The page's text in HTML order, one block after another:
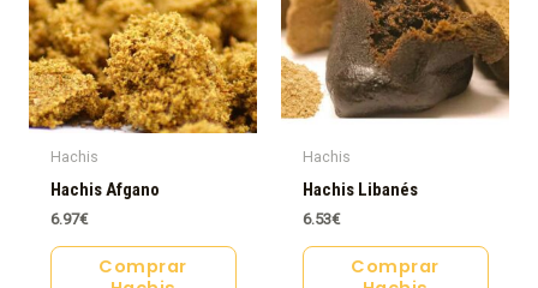
Hachis
Hachis Afgano
6.97€
Comprar
Hachis
Hachis Libanés
6.53€
Comprar